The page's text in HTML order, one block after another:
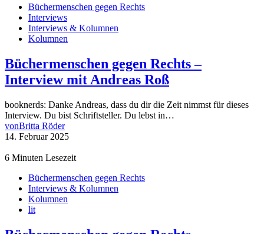
Büchermenschen gegen Rechts
Interviews
Interviews & Kolumnen
Kolumnen
Büchermenschen gegen Rechts –
Interview mit Andreas Roß
booknerds: Danke Andreas, dass du dir die Zeit nimmst für dieses
Interview. Du bist Schriftsteller. Du lebst in…
vonBritta Röder
14. Februar 2025
6 Minuten Lesezeit
Büchermenschen gegen Rechts
Interviews & Kolumnen
Kolumnen
lit